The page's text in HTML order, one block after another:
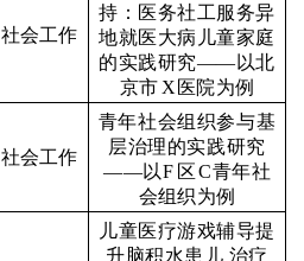
社会工作
持：医务社工服务异
地就医大病儿童家庭
的实践研究——以北
京市 X 医院为例
社会工作
青年社会组织参与基
层治理的实践研究
——以F 区C青年社
会组织为例
儿童医疗游戏辅导提
升脑积水患儿 治疗